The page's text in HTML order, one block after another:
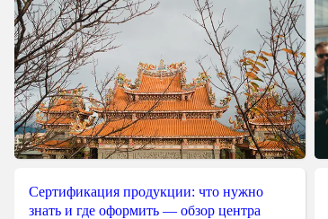
Сертификация продукции: что нужно
знать и где оформить — обзор центра